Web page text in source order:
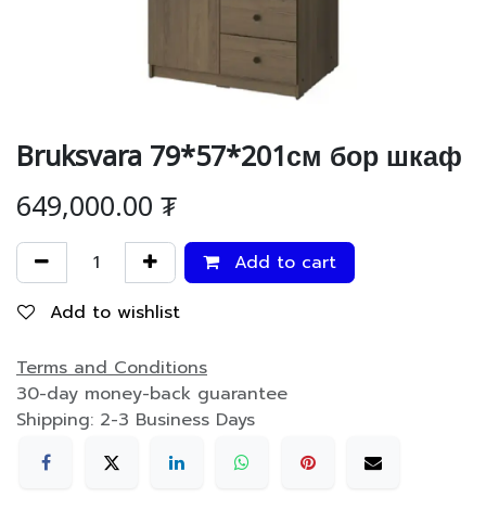
Bruksvara 79*57*201см бор шкаф
649,000.00₮
Add to cart
Add to wishlist
Terms and Conditions
30-day money-back guarantee
Shipping: 2-3 Business Days